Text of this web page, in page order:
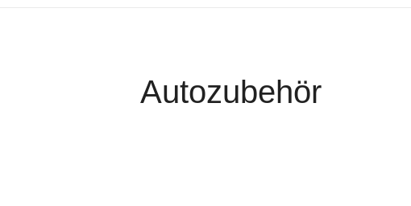
Autozubehör